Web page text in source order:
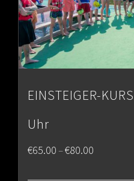
EINSTEIGER-
Uhr
€65.00–€80.00